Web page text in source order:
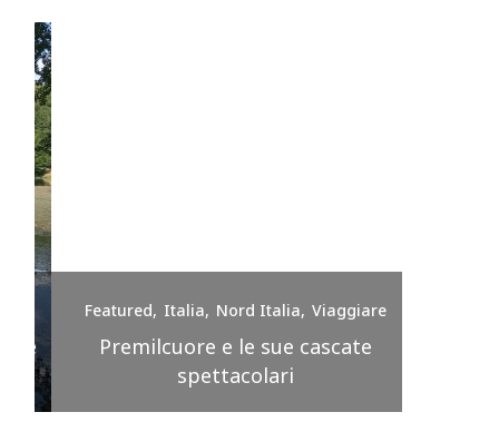
Featured Italia Nord Italia Viaggiare
Premilcuore e le sue cascate
spettacolari